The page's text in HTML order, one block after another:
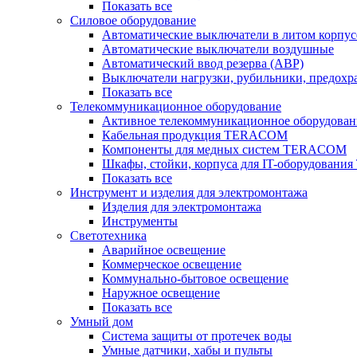
Показать все
Силовое оборудование
Автоматические выключатели в литом
Автоматические выключатели воздушные
Автоматический ввод резерва (АВР)
Выключатели нагрузки, рубильники,
Показать все
Телекоммуникационное оборудование
Активное телекоммуникационное
Кабельная продукция TERACOM
Компоненты для медных систем TERACOM
Шкафы, стойки, корпуса для IT-
Показать все
Инструмент и изделия для электромонтажа
Изделия для электромонтажа
Инструменты
Светотехника
Аварийное освещение
Коммерческое освещение
Коммунально-бытовое освещение
Наружное освещение
Показать все
Умный дом
Система защиты от протечек воды
Умные датчики, хабы и пульты